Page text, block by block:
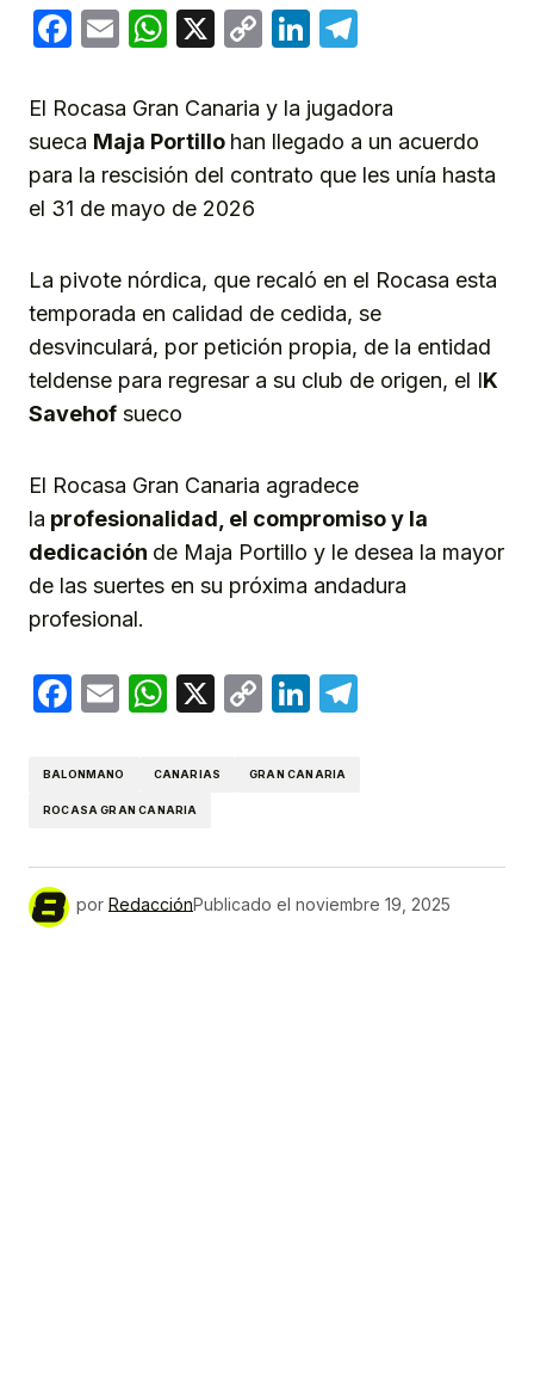
Facebook
EmailWhatsApp
X
CopyLinkedIn
El Rocasa Gran Canaria y la jugadora
sueca Maja Portillo han llegado a un acuerdo
para la rescisión del contrato que les unía hasta
el 31 de mayo de 2026
La pivote nórdica, que recaló en el Rocasa esta
temporada en calidad de cedida, se
desvinculará, por petición propia, de la entidad
teldense para regresar a su club de origen, el IK
Savehof sueco
El Rocasa Gran Canaria agradece
la profesionalidad, el compromiso y la
dedicación de Maja Portillo y le desea la mayor
de las suertes en su próxima andadura
profesional.
Facebook
EmailWhatsApp
X
CopyLinkedIn
BALONMANO CANARIAS GRAN CANARIA
ROCASA GRAN CANARIA
por RedacciónPublicado el noviembre 19, 2025